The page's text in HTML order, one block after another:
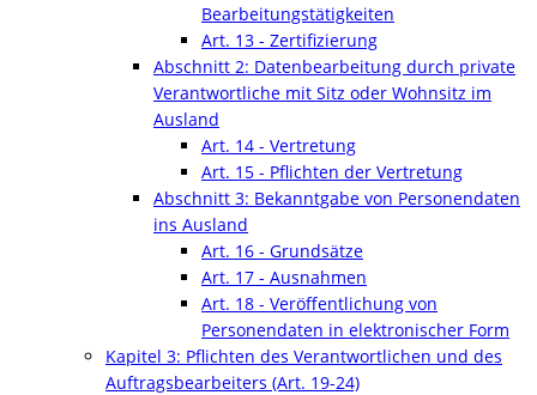
Bearbeitungstätigkeiten
Art. 13 - Zertifizierung
Abschnitt 2: Datenbearbeitung durch private
Verantwortliche mit Sitz oder Wohnsitz im
Ausland
Art. 14 - Vertretung
Art. 15 - Pflichten der Vertretung
Abschnitt 3: Bekanntgabe von Personendaten
ins Ausland
Art. 16 - Grundsätze
Art. 17 - Ausnahmen
Art. 18 - Veröffentlichung von
Personendaten in elektronischer Form
Kapitel 3: Pflichten des Verantwortlichen und des
Auftragsbearbeiters (Art. 19-24)